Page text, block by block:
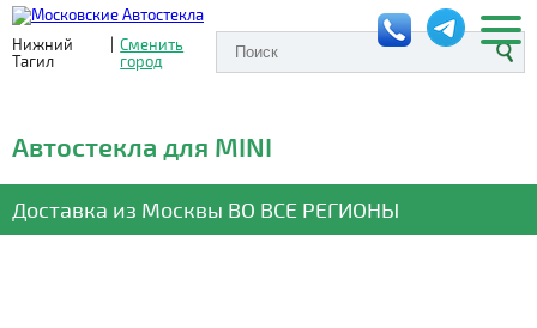
Нижний
Тагил
| Сменить
город
Автостекла для MINI
Доставка из Москвы ВО ВСЕ РЕГИОНЫ